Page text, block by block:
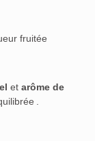
fruitée
et arôme de